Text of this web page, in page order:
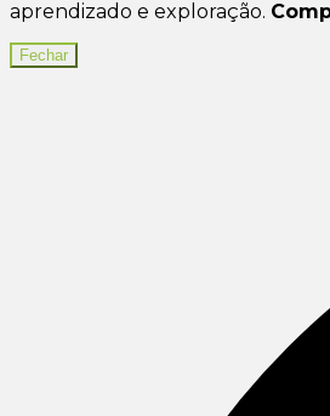
aprendizado e exploração.
Fechar